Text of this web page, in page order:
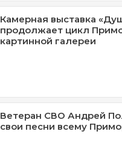
Камерная выставка
продолжает цикл
картинной галереи
Ветеран СВО Андрей
свои песни всему